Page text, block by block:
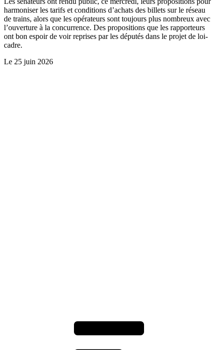
harmoniser les tarifs et conditions d’achats des billets sur le réseau
de trains, alors que les opérateurs sont toujours plus nombreux avec
l’ouverture à la concurrence. Des propositions que les rapporteurs
ont bon espoir de voir reprises par les députés dans le projet de loi-
cadre.
Le 25 juin 2026